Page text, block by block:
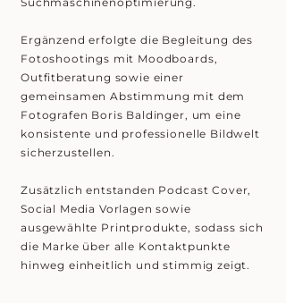
Ergänzend erfolgte die Begleitung des
Fotoshootings mit Moodboards,
Outfitberatung sowie einer
gemeinsamen Abstimmung mit dem
Fotografen Boris Baldinger, um eine
konsistente und professionelle Bildwelt
sicherzustellen.
Zusätzlich entstanden Podcast Cover,
Social Media Vorlagen sowie
ausgewählte Printprodukte, sodass sich
die Marke über alle Kontaktpunkte
hinweg einheitlich und stimmig zeigt.